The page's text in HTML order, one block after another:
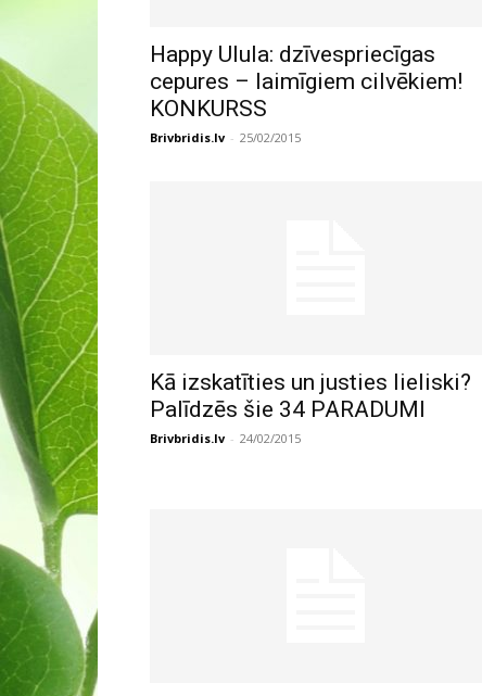
Happy Ulula: dzīvespriecīgas
cepures – laimīgiem cilvēkiem!
KONKURSS
Brivbridis.lv - 25/02/2015
Kā izskatīties un justies lieliski?
Palīdzēs šie 34 PARADUMI
Brivbridis.lv - 24/02/2015